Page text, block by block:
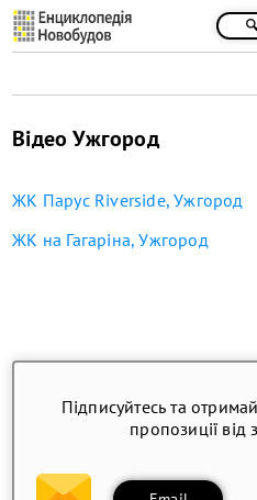
Відео Ужгород
ЖК Парус Riverside, Ужгород
ЖК на Гагаріна, Ужгород
Підписуйтесь та
пропозиції від